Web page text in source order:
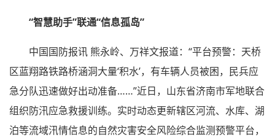
“智慧助手”联通“信息孤岛”
中国国防报讯 熊永岭、万祥文报道：“平台预警：天桥
区蓝翔路铁路桥涵洞大量‘积水’，有车辆人员被困，民兵应
急分队迅速做好出动准备……”近日，山东省济南市军地联合
组织防汛应急救援训练。实时动态更新辖区河流、水库、湖
泊等流域汛情信息的自然灾害安全风险综合监测预警平台，